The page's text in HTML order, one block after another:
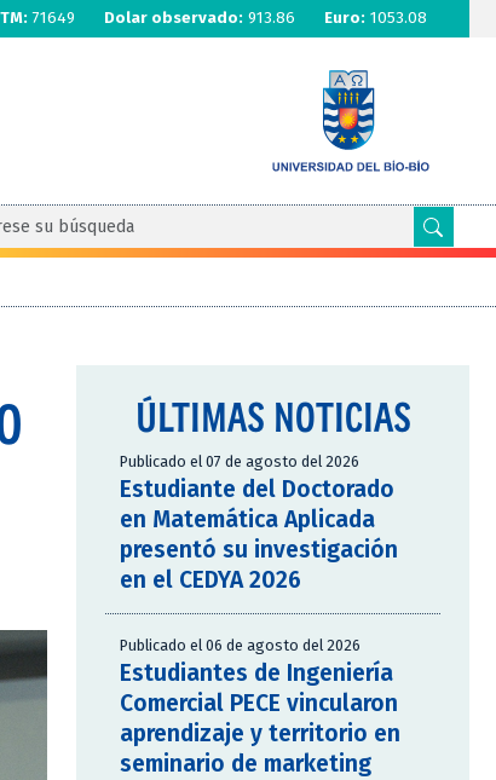
71649 Dolar observado: 913.86 Euro: 1053.08
ÚLTIMAS NOTICIAS
Publicado el 07 de agosto del 2026
Estudiante del Doctorado
en Matemática Aplicada
presentó su investigación
en el CEDYA 2026
Publicado el 06 de agosto del 2026
Estudiantes de Ingeniería
Comercial PECE vincularon
aprendizaje y territorio en
seminario de marketing